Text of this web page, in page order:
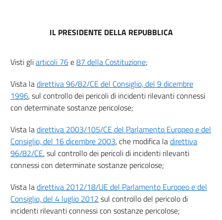
Capo III
Adempimenti
12
13
14
16
17
18
20
21
IL PRESIDENTE DELLA REPUBBLICA
Visti gliarticoli 76e87 della Costituzione;
Vista ladirettiva 96/82/CE del Consiglio, del 9 dicembre
1996, sul controllo dei pericoli di incidenti rilevanti connessi
con determinate sostanze pericolose;
Vista ladirettiva 2003/105/CE del Parlamento Europeo e del
Consiglio, del 16 dicembre 2003, che modifica ladirettiva
96/82/CE, sul controllo dei pericoli di incidenti rilevanti
connessi con determinate sostanze pericolose;
Vista ladirettiva 2012/18/UE del Parlamento Europeo e del
Consiglio, del 4 luglio 2012 sul controllo del pericolo di
incidenti rilevanti connessi con sostanze pericolose;